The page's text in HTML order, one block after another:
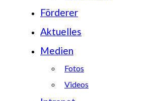
Förderer
Aktuelles
Medien
Fotos
Videos